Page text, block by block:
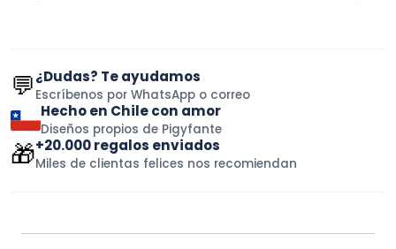
💬¿Dudas? Te ayudamos
Escríbenos por WhatsApp o correo
Hecho en Chile con amor
Diseños propios de Pigyfante
🎁+20.000 regalos enviados
Miles de clientas felices nos recomiendan